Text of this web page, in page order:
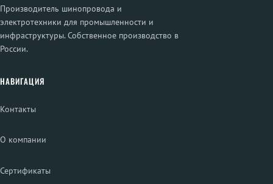
Производитель шинопровода и
электротехники для промышленности и
инфраструктуры. Собственное производство в
России.
НАВИГАЦИЯ
Контакты
О компании
Сертификаты